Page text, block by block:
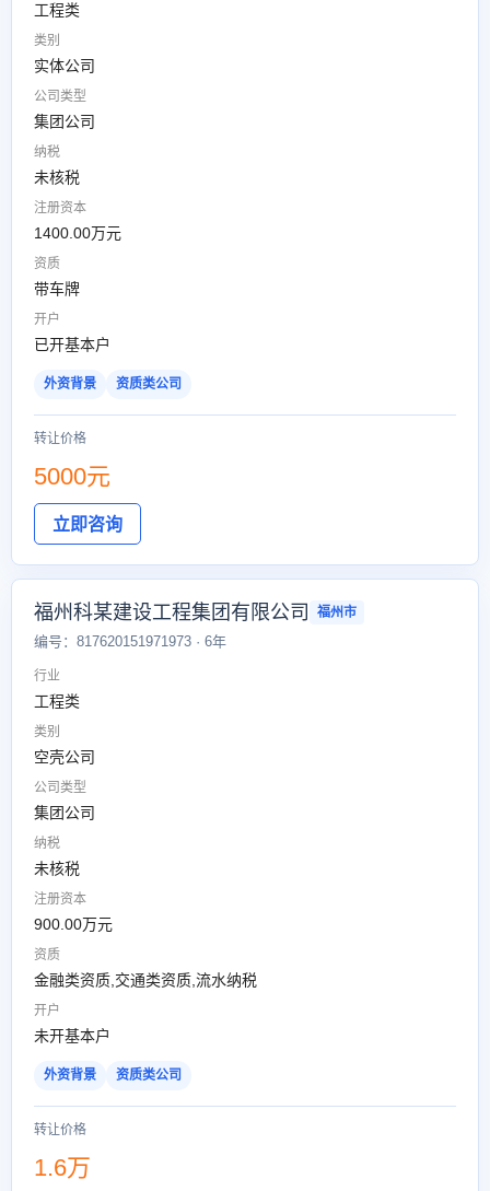
工程类
类别
实体公司
公司类型
集团公司
纳税
未核税
注册资本
1400.00万元
资质
带车牌
开户
已开基本户
外资背景 资质类公司
转让价格
5000元
立即咨询
福州科某建设工程集团有限公司 福州市
编号：817620151971973 · 6年
行业
工程类
类别
空壳公司
公司类型
集团公司
纳税
未核税
注册资本
900.00万元
资质
金融类资质,交通类资质,流水纳税
开户
未开基本户
外资背景 资质类公司
转让价格
1.6万